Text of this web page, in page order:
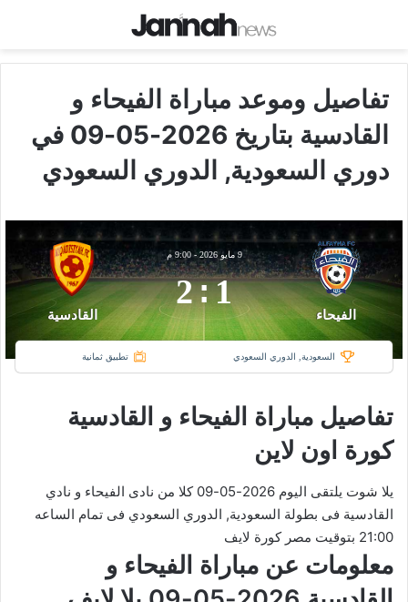
تفاصيل وموعد مباراة الفيحاء و
القادسية بتاريخ 2026-05-09 في
دوري السعودية, الدوري السعودي
الفيحاء
9 مايو 2026 -9:00 م
1
:
2
القادسية
السعودية, الدوري السعودي تطبيق ثمانية
تفاصيل مباراة الفيحاء و القادسية
كورة اون لاين
يلا شوت يلتقى اليوم 2026-05-09 كلا من نادى الفيحاء و نادي
القادسية فى بطولة السعودية, الدوري السعودي فى تمام الساعه
21:00 بتوقيت مصر كورة لايف
معلومات عن مباراة الفيحاء و